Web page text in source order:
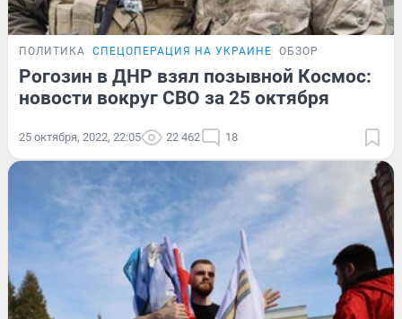
ПОЛИТИКА СПЕЦОПЕРАЦИЯ НА УКРАИНЕ ОБЗОР
Рогозин в ДНР взял позывной Космос:
новости вокруг СВО за 25 октября
25 октября, 2022, 22:05 22 462 18